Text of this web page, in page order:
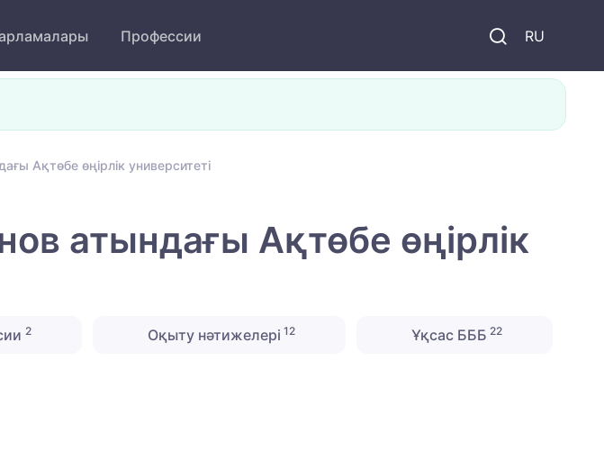
RU
Профессии
Ақтөбе өңірлік университеті
атындағы Ақтөбе өңірлік
2 Оқыту нәтижелері 12 Ұқсас БББ 22